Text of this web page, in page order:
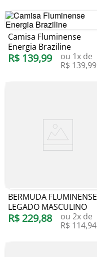
Camisa Fluminense
Energia Braziline
R$ 139,99 ou 1x de
R$ 139,99
BERMUDA FLUMINENSE
LEGADO MASCULINO
R$ 229,88 ou 2x de
R$ 114,94